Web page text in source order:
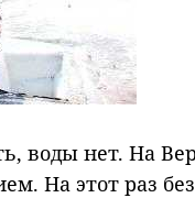
воды нет. На
На этот раз